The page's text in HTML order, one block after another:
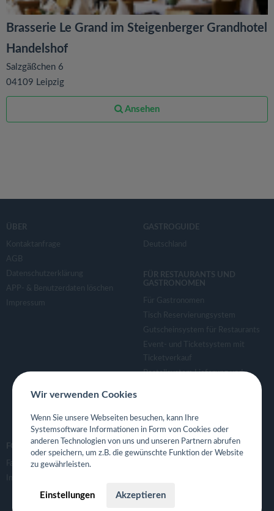
Brasserie Le Grand im Steigenberger Grandhotel
Handelshof
Salzgäßchen 6
04109 Leipzig
Ansehen
ÜBER
Kontaktanfrage
AGB
Datenschutzerklärung
APP- & Benutzerdaten löschen
Impressum
GASTROGUIDE
Deutschland
FÜR RESTAURANTS UND
GASTRONOMEN
Für Gastronomen
Tisch Reservierungsystem
Gutscheinsystem für Restaurants
Event- und Ticketsystem mit
Ticketverkauf
Bestellsystem Lieferung und
Eigene App für Restaurant
FOLGE UNS
Facebook
Instagram
Wir verwenden Cookies
Wenn Sie unsere Webseiten besuchen, kann Ihre
Systemsoftware Informationen in Form von Cookies oder
anderen Technologien von uns und unseren Partnern abrufen
oder speichern, um z.B. die gewünschte Funktion der Website
zu gewährleisten.
Einstellungen Akzeptieren